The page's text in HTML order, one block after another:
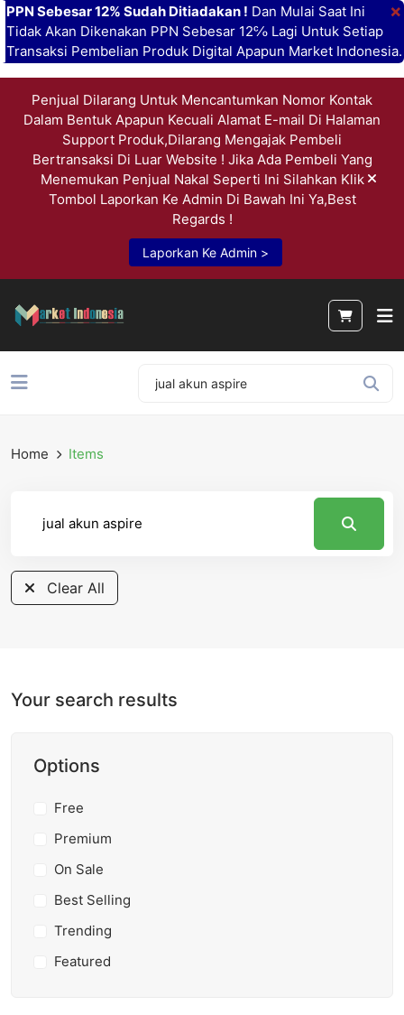
×
PPN Sebesar 12% Sudah Ditiadakan ! Dan Mulai Saat Ini
Tidak Akan Dikenakan PPN Sebesar 12℅ Lagi Untuk Setiap
Transaksi Pembelian Produk Digital Apapun Market Indonesia.
Penjual Dilarang Untuk Mencantumkan Nomor Kontak
Dalam Bentuk Apapun Kecuali Alamat E-mail Di Halaman
Support Produk,Dilarang Mengajak Pembeli
Bertransaksi Di Luar Website ! Jika Ada Pembeli Yang
Menemukan Penjual Nakal Seperti Ini Silahkan Klik
Tombol Laporkan Ke Admin Di Bawah Ini Ya,Best
Regards !
Laporkan Ke Admin >
Home Items
Clear All
Your search results
Options
Free
Premium
On Sale
Best Selling
Trending
Featured